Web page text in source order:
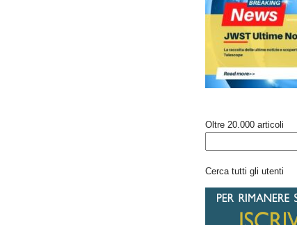
Oltre 20.000 articoli
Cerca tutti gli utenti